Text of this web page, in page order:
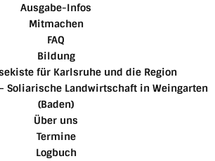
Ausgabe-Infos
Mitmachen
FAQ
Bildung
für Karlsruhe und die Region
– Soliarische Landwirtschaft in Weingarten
(Baden)
Über uns
Termine
Logbuch